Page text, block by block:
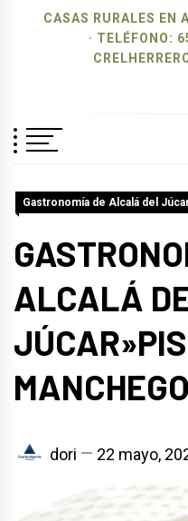
CASAS RURALES EN
· TELÉFONO:
Gastronomía de Alcalá del
ALCALÁ
dori 22 mayo,